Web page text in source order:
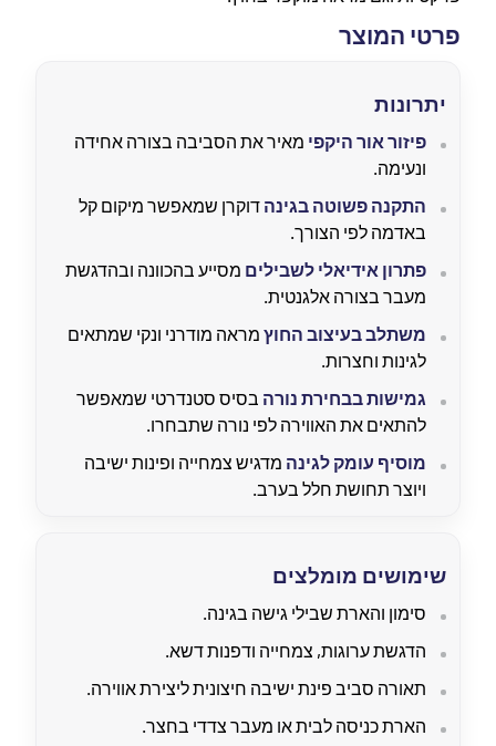
פרטי המוצר
יתרונות
פיזור אור היקפי מאיר את הסביבה בצורה אחידה
ונעימה.
התקנה פשוטה בגינה דוקרן שמאפשר מיקום קל
באדמה לפי הצורך.
פתרון אידיאלי לשבילים מסייע בהכוונה ובהדגשת
מעבר בצורה אלגנטית.
משתלב בעיצוב החוץ מראה מודרני ונקי שמתאים
לגינות וחצרות.
גמישות בבחירת נורה בסיס סטנדרטי שמאפשר
להתאים את האווירה לפי נורה שתבחרו.
מוסיף עומק לגינה מדגיש צמחייה ופינות ישיבה
ויוצר תחושת חלל בערב.
שימושים מומלצים
סימון והארת שבילי גישה בגינה.
הדגשת ערוגות, צמחייה ודפנות דשא.
תאורה סביב פינת ישיבה חיצונית ליצירת אווירה.
הארת כניסה לבית או מעבר צדדי בחצר.